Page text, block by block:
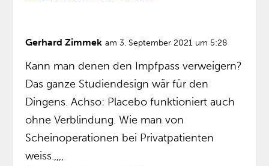
Gerhard Zimmek am 3. September 2021 um 5:28
Kann man denen den Impfpass verweigern?
Das ganze Studiendesign wär für den
Dingens. Achso: Placebo funktioniert auch
ohne Verblindung. Wie man von
Scheinoperationen bei Privatpatienten
weiss.,,,,